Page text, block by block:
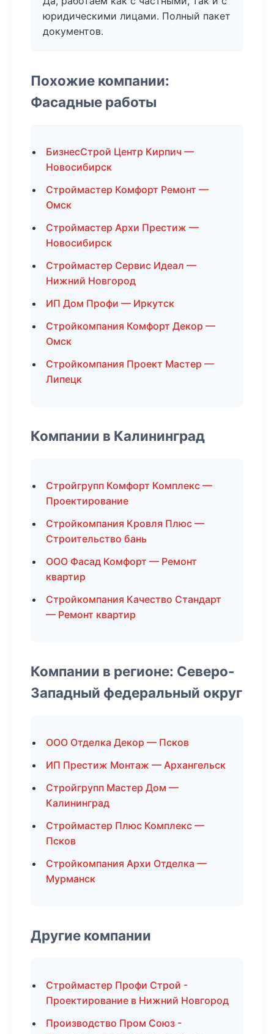
юридическими лицами. Полный пакет
документов.
Похожие компании:
Фасадные работы
БизнесСтрой Центр Кирпич —
Новосибирск
Строймастер Комфорт Ремонт —
Омск
Строймастер Архи Престиж —
Новосибирск
Строймастер Сервис Идеал —
Нижний Новгород
ИП Дом Профи — Иркутск
Стройкомпания Комфорт Декор —
Омск
Стройкомпания Проект Мастер —
Липецк
Компании в Калининград
Стройгрупп Комфорт Комплекс —
Проектирование
Стройкомпания Кровля Плюс —
Строительство бань
ООО Фасад Комфорт — Ремонт
квартир
Стройкомпания Качество Стандарт
— Ремонт квартир
Компании в регионе: Северо-
Западный федеральный округ
ООО Отделка Декор — Псков
ИП Престиж Монтаж — Архангельск
Стройгрупп Мастер Дом —
Калининград
Строймастер Плюс Комплекс —
Псков
Стройкомпания Архи Отделка —
Мурманск
Другие компании
Строймастер Профи Строй -
Проектирование в Нижний Новгород
Производство Пром Союз -